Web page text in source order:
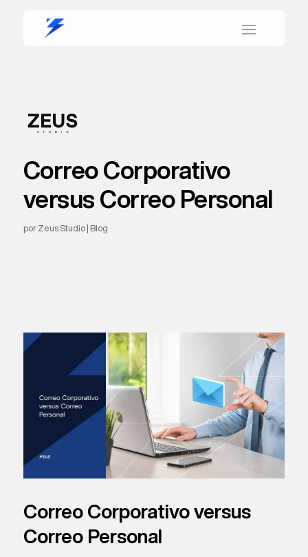
Correo Corporativo
versus Correo Personal
por Zeus Studio| Blog
Correo Corporativo versus
Correo Personal